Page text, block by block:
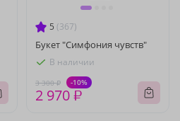
5 (367)
Букет "Симфония чувств"
В наличии
3 300 ₽ -10%
2 970 ₽